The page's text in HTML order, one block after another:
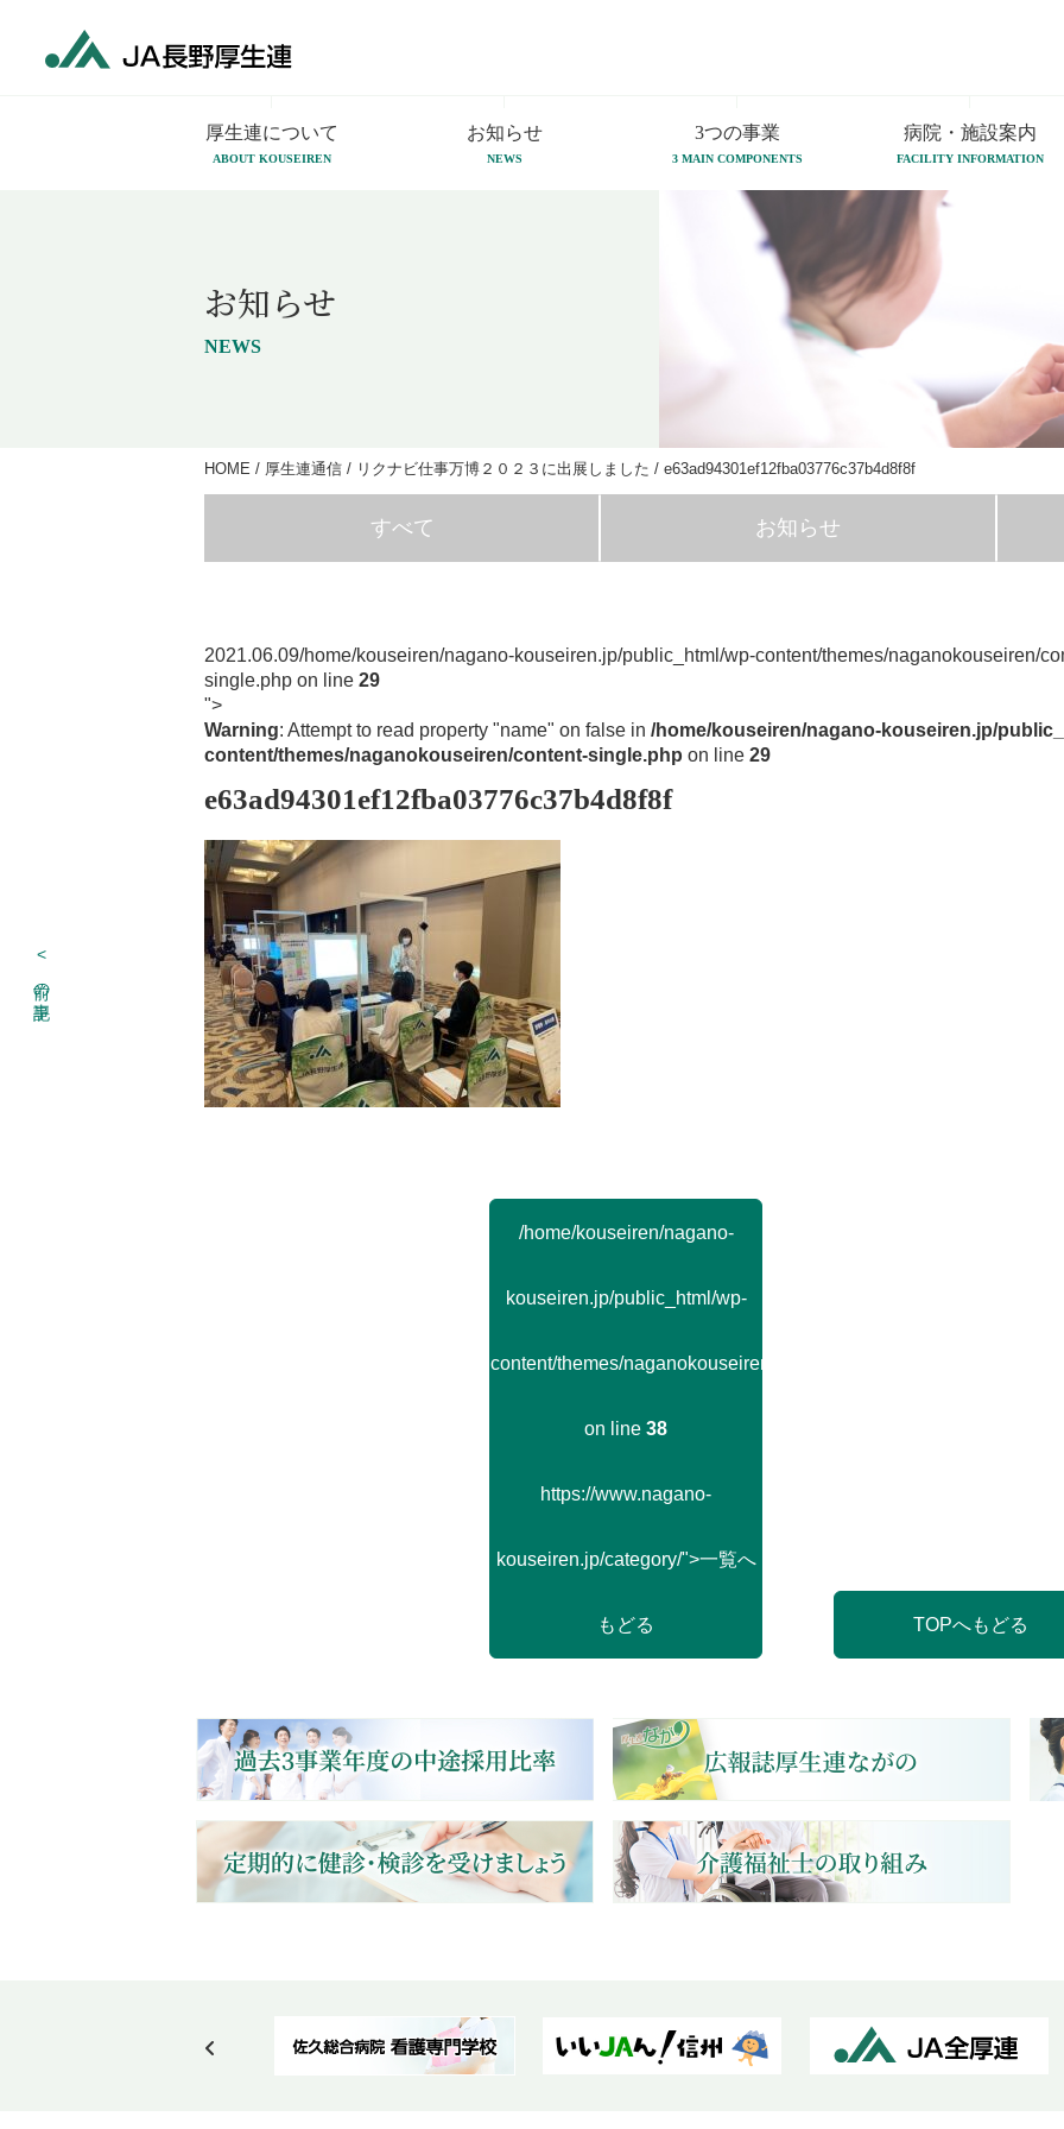
厚生連について
ABOUT KOUSEIREN
お知らせ
NEWS
3つの事業
3 MAIN COMPONENTS
病院・施設案内
FACILITY INFORMATION
お知らせ
NEWS
HOME / 厚生連通信 / リクナビ仕事万博２０２３に出展しました / e63ad94301ef12fba03776c37b4d8f8f
すべて お知らせ
2021.06.09/home/kouseiren/nagano-kouseiren.jp/public_html/wp-content/themes/naganokouseiren/
single.php on line 29
">
Warning: Attempt to read property "name" on false in /home/kouseiren/nagano-kouseiren.jp/
content/themes/naganokouseiren/content-single.php on line 29
e63ad94301ef12fba03776c37b4d8f8f
<
前の記事
/home/kouseiren/nagano-
kouseiren.jp/public_html/wp-
content/themes/naganokouseiren/single.php
on line 38
https://www.nagano-
kouseiren.jp/category/">一覧へ
もどる TOPへもどる